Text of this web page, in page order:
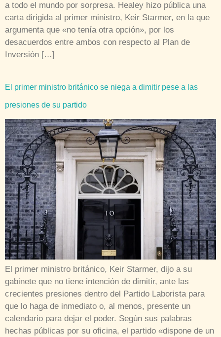
a todo el mundo por sorpresa. Healey hizo pública una
carta dirigida al primer ministro, Keir Starmer, en la que
argumenta que «no tenía otra opción», por los
desacuerdos entre ambos con respecto al Plan de
Inversión […]
El primer ministro británico se niega a dimitir pese a las
presiones de su partido
El primer ministro británico, Keir Starmer, dijo a su
gabinete que no tiene intención de dimitir, ante las
crecientes presiones dentro del Partido Laborista para
que lo haga de inmediato o, al menos, presente un
calendario para dejar el poder. Según sus palabras
hechas públicas por su oficina, el partido «dispone de un